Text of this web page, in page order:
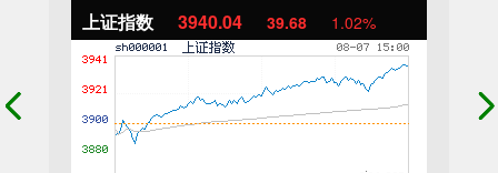
上证指数 3940.04 39.68 1.02%